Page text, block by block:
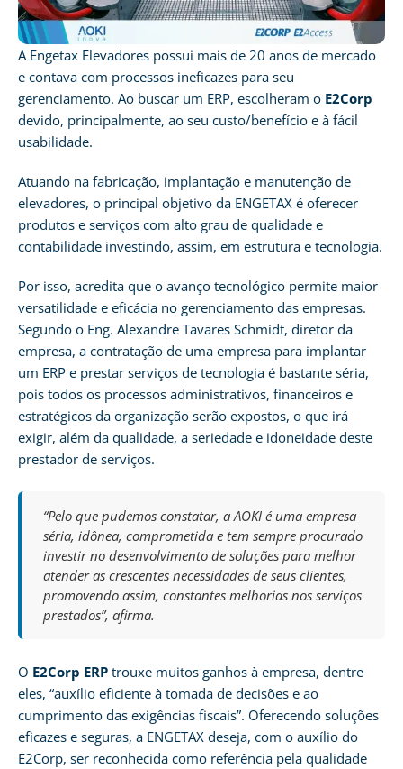
A Engetax Elevadores possui mais de 20 anos de mercado
e contava com processos ineficazes para seu
gerenciamento. Ao buscar um ERP, escolheram o E2Corp
devido, principalmente, ao seu custo/benefício e à fácil
usabilidade.
Atuando na fabricação, implantação e manutenção de
elevadores, o principal objetivo da ENGETAX é oferecer
produtos e serviços com alto grau de qualidade e
contabilidade investindo, assim, em estrutura e tecnologia.
Por isso, acredita que o avanço tecnológico permite maior
versatilidade e eficácia no gerenciamento das empresas.
Segundo o Eng. Alexandre Tavares Schmidt, diretor da
empresa, a contratação de uma empresa para implantar
um ERP e prestar serviços de tecnologia é bastante séria,
pois todos os processos administrativos, financeiros e
estratégicos da organização serão expostos, o que irá
exigir, além da qualidade, a seriedade e idoneidade deste
prestador de serviços.
“Pelo que pudemos constatar, a AOKI é uma empresa
séria, idônea, comprometida e tem sempre procurado
investir no desenvolvimento de soluções para melhor
atender as crescentes necessidades de seus clientes,
promovendo assim, constantes melhorias nos serviços
prestados”, afirma.
O E2Corp ERP trouxe muitos ganhos à empresa, dentre
eles, “auxílio eficiente à tomada de decisões e ao
cumprimento das exigências fiscais”. Oferecendo soluções
eficazes e seguras, a ENGETAX deseja, com o auxílio do
E2Corp, ser reconhecida como referência pela qualidade